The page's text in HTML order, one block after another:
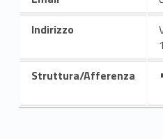
Indirizzo
Struttura/Afferenza